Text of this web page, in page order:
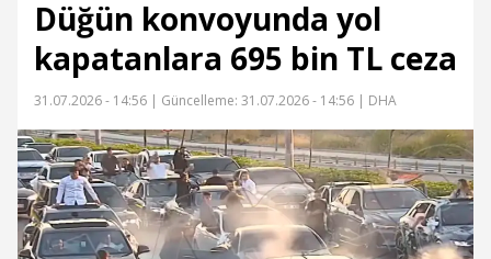
Düğün konvoyunda yol
kapatanlara 695 bin TL ceza
31.07.2026 - 14:56 | Güncelleme: 31.07.2026 - 14:56 | DHA